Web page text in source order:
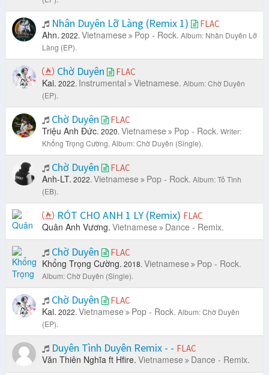
Nhân Duyên Lỡ Làng (Remix 1) FLAC
Ahn. 2022. Vietnamese Pop - Rock. Album: Nhân Duyên Lỡ
Làng (EP).
Chờ Duyên FLAC
Kai. 2022. Instrumental Vietnamese. Album: Chờ Duyên
(EP).
Chờ Duyên FLAC
Triệu Anh Đức. 2020. Vietnamese Pop - Rock. Writer:
Khổng Trọng Cường. Album: Chờ Duyên (Single).
Chờ Duyên FLAC
Anh-LT. 2022. Vietnamese Pop - Rock. Album: Tỏ Tình
(EB).
RÓT CHO ANH 1 LY (Remix) FLAC
Quân Anh Vương. Vietnamese Dance - Remix.
Chờ Duyên FLAC
Khổng Trọng Cường. 2018. Vietnamese Pop - Rock.
Album: Chờ Duyên (Single).
Chờ Duyên FLAC
Kai. 2022. Vietnamese Pop - Rock. Album: Chờ Duyên
(EP).
Duyên Tình Duyên Remix - - FLAC
Văn Thiên Nghĩa ft Hfire. Vietnamese Dance - Remix.